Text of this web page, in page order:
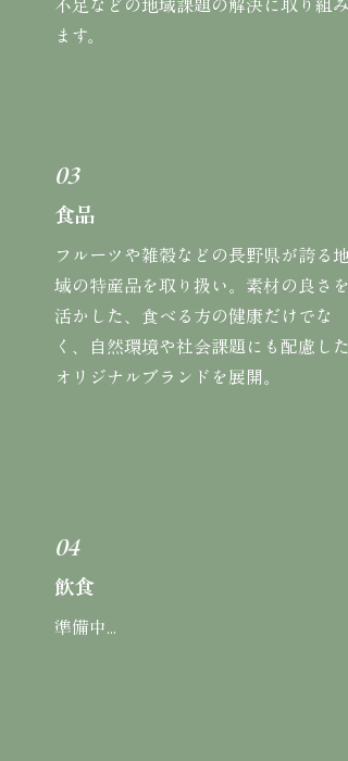
不足などの地域課題の解決に取り組み
ます。
03
食品
フルーツや雑穀などの長野県が誇る地
域の特産品を取り扱い。素材の良さを
活かした、食べる方の健康だけでな
く、自然環境や社会課題にも配慮した
オリジナルブランドを展開。
04
飲食
準備中...